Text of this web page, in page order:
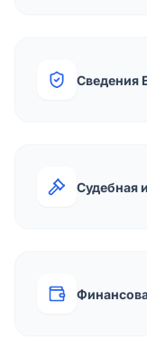
Сведения
Судебная